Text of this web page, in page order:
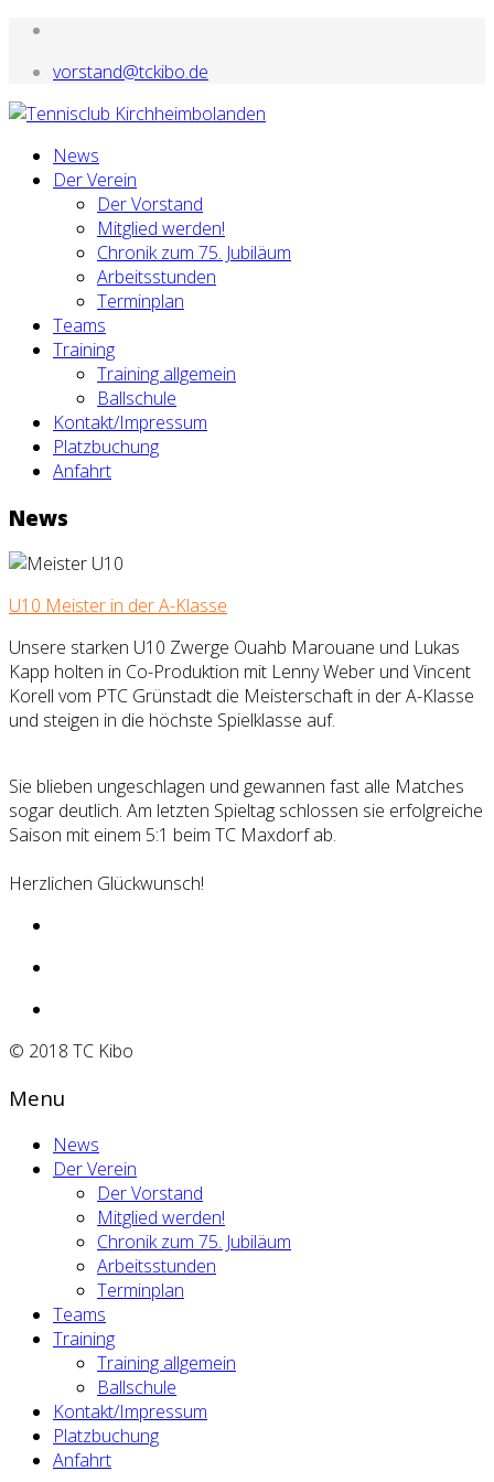
vorstand@tckibo.de
News
Der Verein
Der Vorstand
Mitglied werden!
Chronik zum 75. Jubiläum
Arbeitsstunden
Terminplan
Teams
Training
Training allgemein
Ballschule
Kontakt/Impressum
Platzbuchung
Anfahrt
News
U10 Meister in der A-Klasse
Unsere starken U10 Zwerge Ouahb Marouane und Lukas
Kapp holten in Co-Produktion mit Lenny Weber und Vincent
Korell vom PTC Grünstadt die Meisterschaft in der A-Klasse
und steigen in die höchste Spielklasse auf.
Sie blieben ungeschlagen und gewannen fast alle Matches
sogar deutlich. Am letzten Spieltag schlossen sie erfolgreiche
Saison mit einem 5:1 beim TC Maxdorf ab.
Herzlichen Glückwunsch!
© 2018 TC Kibo
Menu
News
Der Verein
Der Vorstand
Mitglied werden!
Chronik zum 75. Jubiläum
Arbeitsstunden
Terminplan
Teams
Training
Training allgemein
Ballschule
Kontakt/Impressum
Platzbuchung
Anfahrt